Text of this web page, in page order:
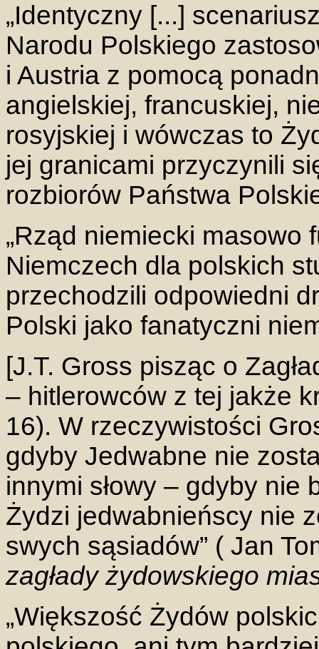
„Identyczny [...]
Narodu Polskiego
i Austria z pomocą
angielskiej, francuskiej,
rosyjskiej i wówczas to
jej granicami przyczynili
rozbiorów Państwa
„Rząd niemiecki masowo
Niemczech dla polskich
przechodzili odpowiedni
Polski jako fanatyczni
[J.T. Gross pisząc o
– hitlerowców z tej jakże
16). W rzeczywistości
gdyby Jedwabne nie
innymi słowy – gdyby nie
Żydzi jedwabnieńscy nie
swych sąsiadów” ( Jan
zagłady żydowskiego
„Większość Żydów